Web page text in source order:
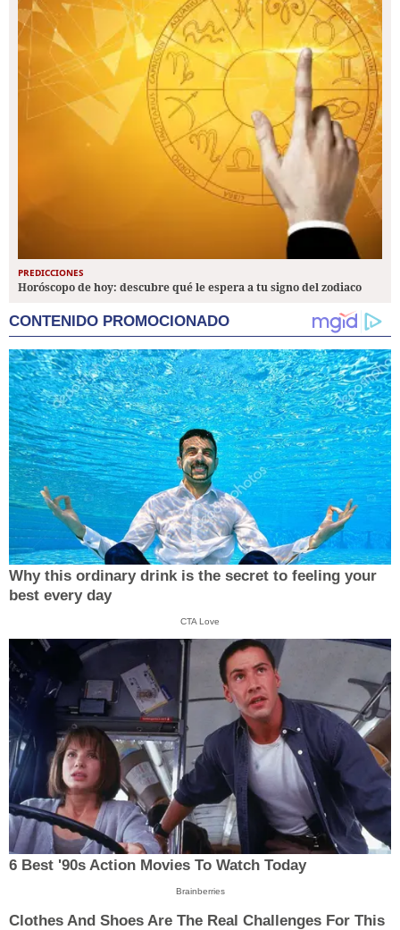
PREDICCIONES
Horóscopo de hoy: descubre qué le espera a tu signo del zodiaco
CONTENIDO PROMOCIONADO
Why this ordinary drink is the secret to feeling your
best every day
CTA Love
6 Best '90s Action Movies To Watch Today
Brainberries
Clothes And Shoes Are The Real Challenges For This